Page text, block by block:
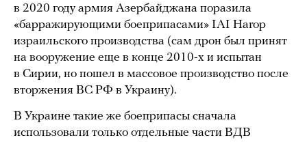
в 2020 году армия Азербайджана поразила
«барражирующими боеприпасами» IAI Harop
израильского производства (сам дрон был принят
на вооружение еще в конце 2010-х и испытан
в Сирии, но пошел в массовое производство после
вторжения ВС РФ в Украину).
В Украине такие же боеприпасы сначала
использовали только отдельные части ВДВ